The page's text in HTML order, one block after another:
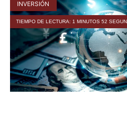
INVERSIÓN
TIEMPO DE LECTURA: 1 MINUTOS 52